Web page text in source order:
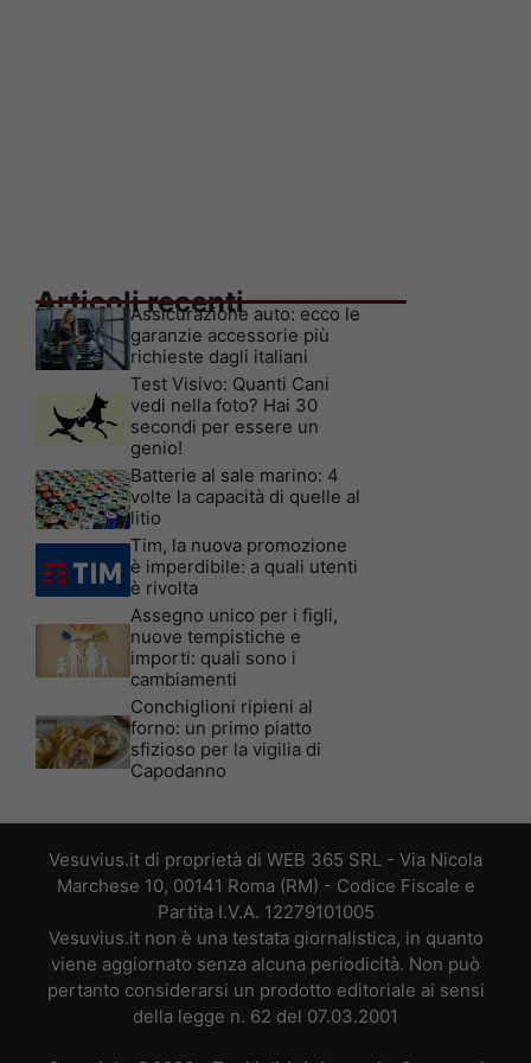
Articoli recenti
Assicurazione auto: ecco le
garanzie accessorie più
richieste dagli italiani
Test Visivo: Quanti Cani
vedi nella foto? Hai 30
secondi per essere un
genio!
Batterie al sale marino: 4
volte la capacità di quelle al
litio
Tim, la nuova promozione
è imperdibile: a quali utenti
è rivolta
Assegno unico per i figli,
nuove tempistiche e
importi: quali sono i
cambiamenti
Conchiglioni ripieni al
forno: un primo piatto
sfizioso per la vigilia di
Capodanno
Vesuvius.it di proprietà di WEB 365 SRL - Via Nicola
Marchese 10, 00141 Roma (RM) - Codice Fiscale e
Partita I.V.A. 12279101005
Vesuvius.it non è una testata giornalistica, in quanto
viene aggiornato senza alcuna periodicità. Non può
pertanto considerarsi un prodotto editoriale ai sensi
della legge n. 62 del 07.03.2001